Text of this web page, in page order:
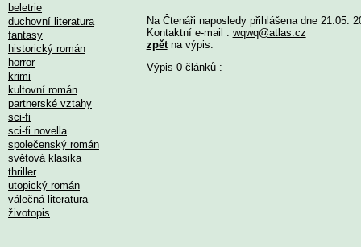
Na Čtenáři naposledy přihlášena dne 21.05.
Kontaktní e-mail : wqwq@atlas.cz
zpětna výpis.
Výpis 0 článků :
beletrie
duchovní literatura
fantasy
historický román
horror
krimi
kultovní román
partnerské vztahy
sci-fi
sci-fi novella
společenský román
světová klasika
thriller
utopický román
válečná literatura
životopis